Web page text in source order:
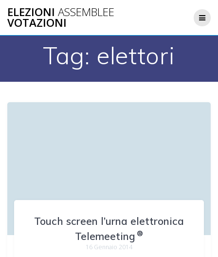
al
ELEZIONI ASSEMBLEE
VOTAZIONI
Tag: elettori
Touch screen l’urna elettronica
Telemeeting ®
16 Gennaio 2014